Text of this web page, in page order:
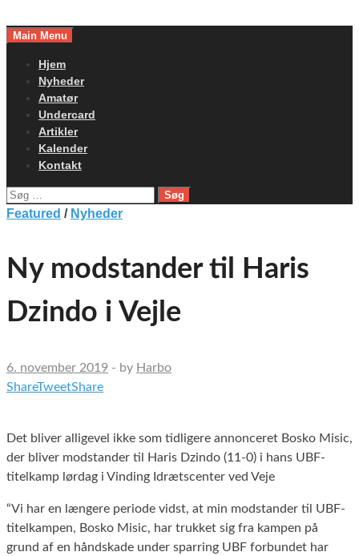
toMain Menu
Hjem
Nyheder
Amatør
Undercard
Artikler
Kalender
Kontakt
Søg
efter:
Featured / Nyheder
Ny modstander til Haris
Dzindo i Vejle
6. november 2019 - by Harbo
ShareTweetShare
Det bliver alligevel ikke som tidligere annonceret Bosko Misic,
der bliver modstander til Haris Dzindo (11-0) i hans UBF-
titelkamp lørdag i Vinding Idrætscenter ved Veje
“Vi har en længere periode vidst, at min modstander til UBF-
titelkampen, Bosko Misic, har trukket sig fra kampen på
grund af en håndskade under sparring UBF forbundet har